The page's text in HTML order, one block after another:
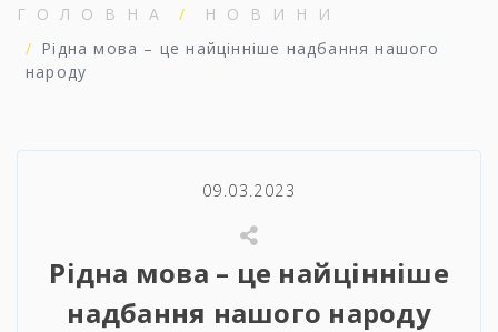
ГОЛОВНА
НОВИНИ
Рідна мова – це найцінніше надбання нашого
народу
09.03.2023
Рідна мова – це найцінніше
надбання нашого народу